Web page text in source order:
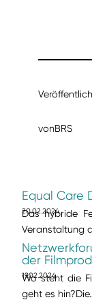
vonBRS
Equal Care
20.02.2024
Das hybride
Veranstaltung
der
19.02.2024
Wo steht die
geht es